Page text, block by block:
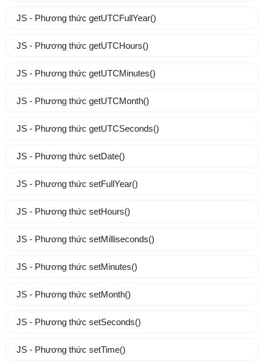
JS - Phương thức getUTCFullYear()
JS - Phương thức getUTCHours()
JS - Phương thức getUTCMinutes()
JS - Phương thức getUTCMonth()
JS - Phương thức getUTCSeconds()
JS - Phương thức setDate()
JS - Phương thức setFullYear()
JS - Phương thức setHours()
JS - Phương thức setMilliseconds()
JS - Phương thức setMinutes()
JS - Phương thức setMonth()
JS - Phương thức setSeconds()
JS - Phương thức setTime()